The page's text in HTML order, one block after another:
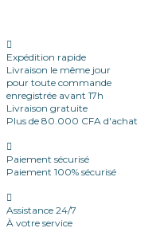
Expédition rapide
Livraison le même jour
pour toute commande
enregistrée avant 17h
Livraison gratuite
Plus de 80.000 CFA d'achat
Paiement sécurisé
Paiement 100% sécurisé
Assistance 24/7
À votre service